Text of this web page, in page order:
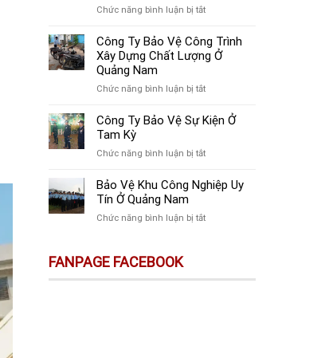
Chức năng bình luận bị tắtở
Ty
Bảo
Nghiệp
Quảng
Công Ty Bảo Vệ Công Trình
Xây Dựng Chất Lượng Ở
Quảng Nam
Chức năng bình luận bị tắtở
Ty
Xây
Chất
Công Ty Bảo Vệ Sự Kiện Ở
Tam Kỳ
Chức năng bình luận bị tắtở
Ty
Kỳ
Bảo Vệ Khu Công Nghiệp Uy
Tín Ở Quảng Nam
Chức năng bình luận bị tắtở
FANPAGE FACEBOOK